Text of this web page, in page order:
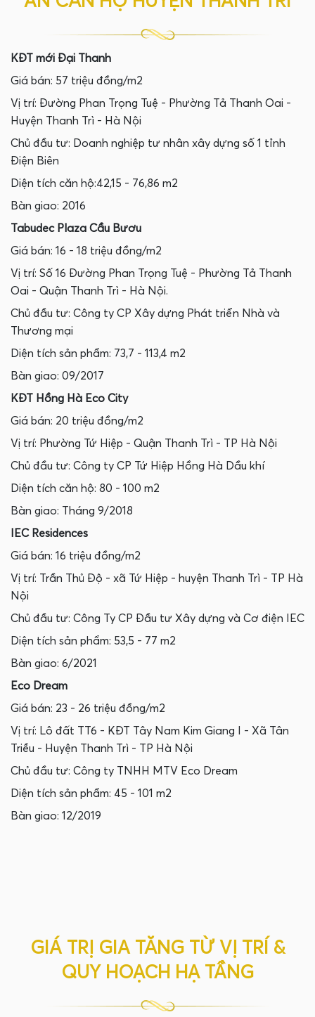
KĐT mới Đại Thanh
Giá bán: 57 triệu đồng/m2
Vị trí: Đường Phan Trọng Tuệ - Phường Tả Thanh Oai -
Huyện Thanh Trì - Hà Nội
Chủ đầu tư: Doanh nghiệp tư nhân xây dựng số 1 tỉnh
Điện Biên
Diện tích căn hộ:42,15 - 76,86 m2
Bàn giao: 2016
Tabudec Plaza Cầu Bươu
Giá bán: 16 - 18 triệu đồng/m2
Vị trí: Số 16 Đường Phan Trọng Tuệ - Phường Tả Thanh
Oai - Quận Thanh Trì - Hà Nội.
Chủ đầu tư: Công ty CP Xây dựng Phát triển Nhà và
Thương mại
Diện tích sản phẩm: 73,7 - 113,4 m2
Bàn giao: 09/2017
KĐT Hồng Hà Eco City
Giá bán: 20 triệu đồng/m2
Vị trí: Phường Tứ Hiệp - Quận Thanh Trì - TP Hà Nội
Chủ đầu tư: Công ty CP Tứ Hiệp Hồng Hà Dầu khí
Diện tích căn hộ: 80 - 100 m2
Bàn giao: Tháng 9/2018
IEC Residences
Giá bán: 16 triệu đồng/m2
Vị trí: Trần Thủ Độ - xã Tứ Hiệp - huyện Thanh Trì - TP Hà
Nội
Chủ đầu tư: Công Ty CP Đầu tư Xây dựng và Cơ điện IEC
Diện tích sản phẩm: 53,5 - 77 m2
Bàn giao: 6/2021
Eco Dream
Giá bán: 23 - 26 triệu đồng/m2
Vị trí: Lô đất TT6 - KĐT Tây Nam Kim Giang I - Xã Tân
Triều - Huyện Thanh Trì - TP Hà Nội
Chủ đầu tư: Công ty TNHH MTV Eco Dream
Diện tích sản phẩm: 45 - 101 m2
Bàn giao: 12/2019
GIÁ TRỊ GIA TĂNG TỪ VỊ TRÍ &
QUY HOẠCH HẠ TẦNG